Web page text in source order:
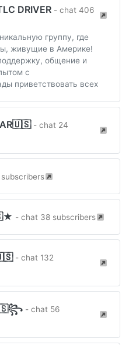
DRIVER - chat 406
группу, где
живущие в Америке!
общение и
с
приветствовать всех
- chat 24
- chat 38 subscribers
- chat 132
- chat 56